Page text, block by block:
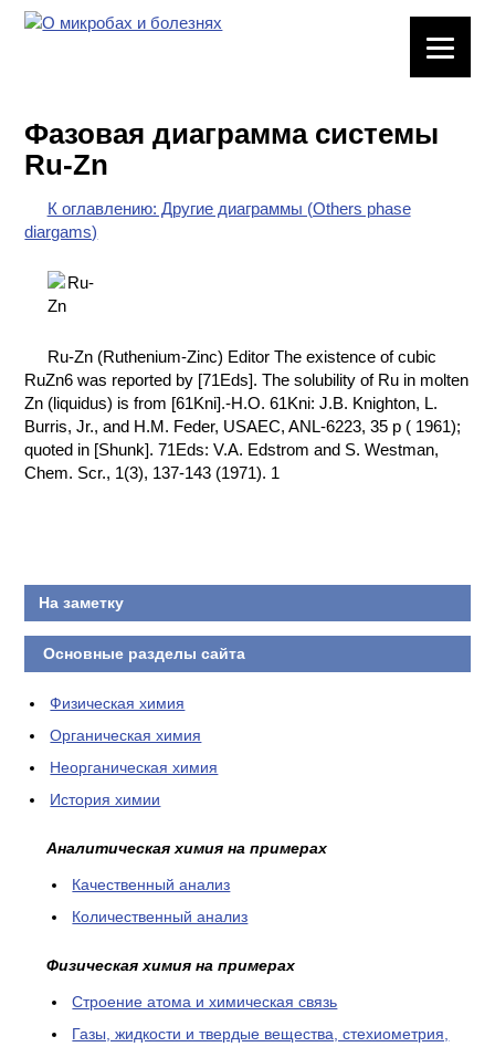
ХИМИЧЕСКАЯ
ПОСУДА
ВРЕДНЫЕ
ФАКТОРЫ
ХИМИЯ НА
ПРОИЗВОДСТВЕ
И ХИМИЧЕСКАЯ
ТЕХНОЛОГИЯ
Фазовая диаграмма системы
Ru-Zn
К оглавлению: Другие диаграммы (Others phase
diargams)
Ru-Zn (Ruthenium-Zinc) Editor The existence of cubic
RuZn6 was reported by [71Eds]. The solubility of Ru in molten
Zn (liquidus) is from [61Kni].-H.O. 61Kni: J.B. Knighton, L.
Burris, Jr., and H.M. Feder, USAEC, ANL-6223, 35 p ( 1961);
quoted in [Shunk]. 71Eds: V.A. Edstrom and S. Westman,
Chem. Scr., 1(3), 137-143 (1971). 1
На заметку
Основные разделы сайта
Физическая химия
Органическая химия
Неорганическая химия
История химии
Аналитическая химия на примерах
Качественный анализ
Количественный анализ
Физическая химия на примерах
Cтроение атома и химическая связь
Газы, жидкости и твердые вещества, стехиометрия,